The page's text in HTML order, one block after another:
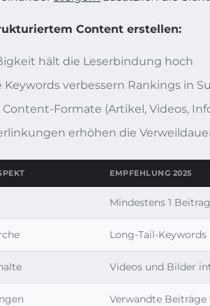
Content erstellen:
hält die Leserbindung hoch
Keywords verbessern Rankings in
Formate (Artikel, Videos,
erhöhen die
EMPFEHLUNG 2025
Mindestens 1
Long-Tail-
Videos und Bilder
Verwandte Beiträge